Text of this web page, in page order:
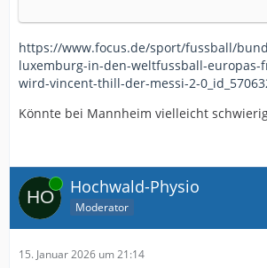
https://www.focus.de/sport/fussball/
luxemburg-in-den-weltfussball-europas-
wird-vincent-thill-der-messi-2-
Könnte bei Mannheim vielleicht
Online Hochwald-Physio
Moderator
15. Januar 2026 um 21:14